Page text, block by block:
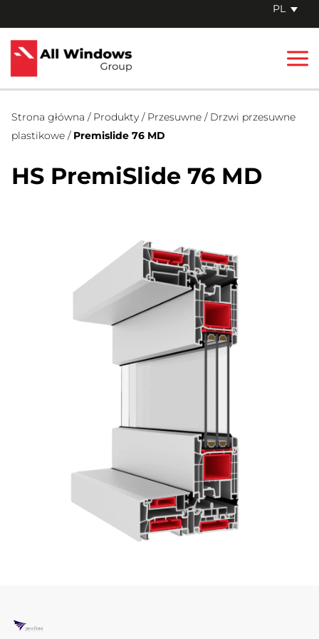
to
content
PL
Strona główna / Produkty / Przesuwne / Drzwi przesuwne
plastikowe / Premislide 76 MD
HS PremiSlide 76 MD